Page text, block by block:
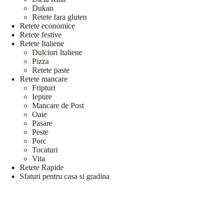
Dukan
Retete fara gluten
Retete economice
Retete festive
Retete Italiene
Dulciuri Italiene
Pizza
Retete paste
Retete mancare
Fripturi
Iepure
Mancare de Post
Oaie
Pasare
Peste
Porc
Tocaturi
Vita
Retete Rapide
Sfaturi pentru casa si gradina